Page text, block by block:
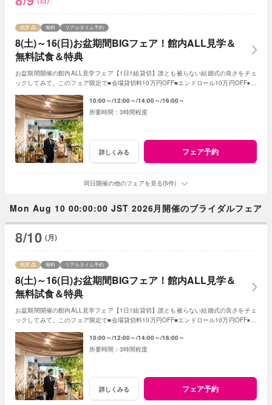
8(土)～16(日)お盆期間BIGフェア！館内ALL見学＆
無料試食＆特典
残席 無料 リアルタイム予約
お盆期間開催の館内ALL見学フェア【1日1組貸切】誰とも被らない結婚式の良さをチェ
ックしてみて。このフェア限定で■会場貸切料10万円OFF■エンドロール10万円OFF■フ
10:00～ 12:00～ 14:00～ 16:00～
3時間程度
詳しくみる フェア予約
同日開催の他のフェアを見る(5件)
Mon Aug 10 00:00:00 JST 2026月開催のブライダルフェア
8/10 (月)
8(土)～16(日)お盆期間BIGフェア！館内ALL見学＆
無料試食＆特典
残席 無料 リアルタイム予約
お盆期間開催の館内ALL見学フェア【1日1組貸切】誰とも被らない結婚式の良さをチェ
ックしてみて。このフェア限定で■会場貸切料10万円OFF■エンドロール10万円OFF■フ
10:00～ 12:00～ 14:00～ 16:00～
3時間程度
詳しくみる フェア予約